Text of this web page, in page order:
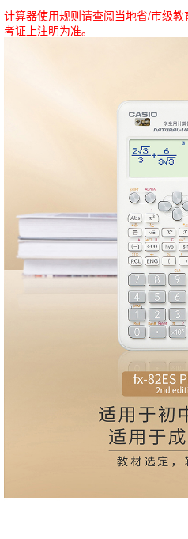
计算器使用规则请查阅当地省/市级
考证上注明为准。